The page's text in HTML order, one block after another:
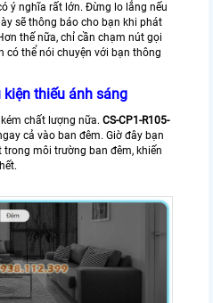
ý nghĩa rất lớn. Đừng lo lắng nếu
sẽ thông báo cho bạn khi phát
thế nữa, chỉ cần chạm nút gọi
có thể nói chuyện với bạn thông
thiếu ánh sáng
chất lượng nữa. CS-CP1-R105-
cả vào ban đêm. Giờ đây bạn
môi trường ban đêm, khiến